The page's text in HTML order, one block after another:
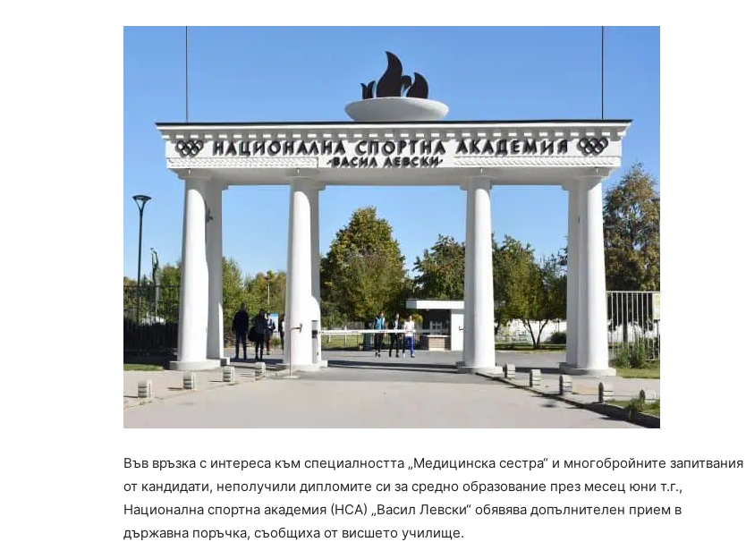
Във връзка с интереса към специалността „Медицинска сестра“ и многобройните запитвания
от кандидати, неполучили дипломите си за средно образование през месец юни т.г.,
Национална спортна академия (НСА) „Васил Левски“ обявява допълнителен прием в
държавна поръчка, съобщиха от висшето училище.